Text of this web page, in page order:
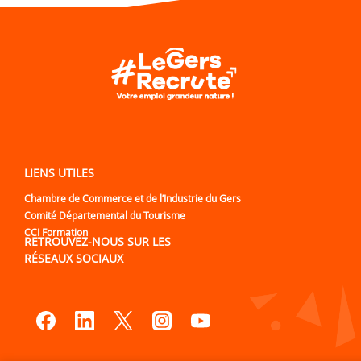
LIENS UTILES
Chambre de Commerce et de l’Industrie du Gers
Comité Départemental du Tourisme
CCI Formation
RETROUVEZ-NOUS SUR LES
RÉSEAUX SOCIAUX
Lien vers notre page Facebook
Lien vers notre page
Lien vers notre page
Lien vers notre
Lien vers